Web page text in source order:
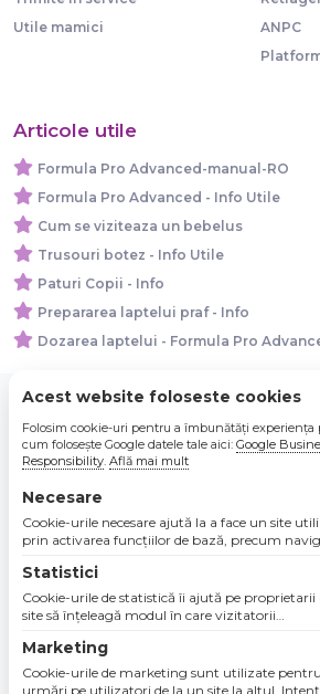
Utile mamici
ANPC
Articole utile
Formula Pro Advanced-manual-RO
Formula Pro Advanced - Info Utile
Cum se viziteaza un bebelus
Trusouri botez - Info Utile
Paturi Copii - Info
Prepararea laptelui praf - Info
Dozarea laptelui - Formula Pro
© 2026 Bebe Nou Online
Toate preturile sunt exprimate in lei
sunt valabile in limita stocului
Acest website foloseste cookies
Folosim cookie-uri pentru a îmbunătăți experiența
cum folosește Google datele tale aici: Google
Responsibility. Află mai mult
Necesare
Cookie-urile necesare ajută la a face un site
prin activarea funcţiilor de bază, precum
Site-ul nu poate funcţiona corespunzător fără
cookie-uri.
Statistici
Cookie-urile de statistică îi ajută pe proprietarii
site să înţeleagă modul în care vizitatorii
raportarea informaţiilor în mod anonim.
Marketing
Cookie-urile de marketing sunt utilizate
urmări pe utilizatori de la un site la altul.